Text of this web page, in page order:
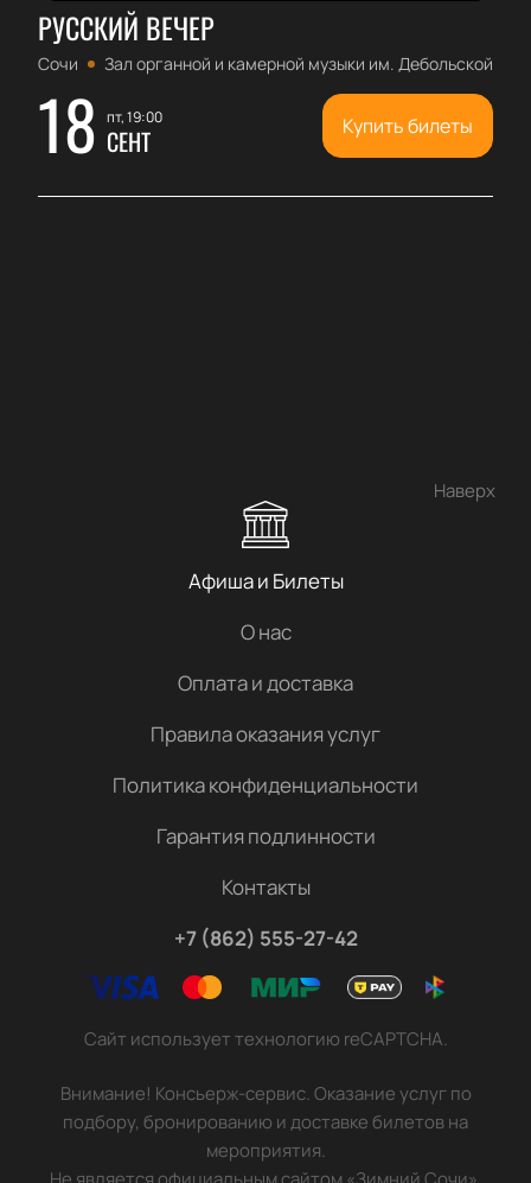
РУССКИЙ ВЕЧЕР
Сочи Зал органной и камерной музыки им. Дебольской
18 пт, 19:00
СЕНТ Купить билеты
Наверх
Афиша и Билеты
О нас
Оплата и доставка
Правила оказания услуг
Политика конфиденциальности
Гарантия подлинности
Контакты
+7 (862) 555-27-42
Сайт использует технологию reCAPTCHA.
Внимание! Консьерж-сервис. Оказание услуг по
подбору, бронированию и доставке билетов на
мероприятия.